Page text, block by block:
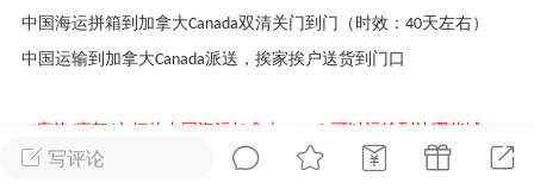
写评论
中国海运拼箱到加拿大Canada双清关门到门（时效： 40天左右）
中国运输到加拿大Canada派送，挨家挨户送货到门口
床垫 床架 衣柜从中国海运加拿大
可以运输到达哪些城
市？